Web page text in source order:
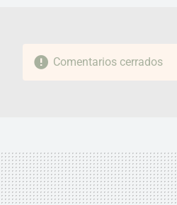
Comentarios cerrados